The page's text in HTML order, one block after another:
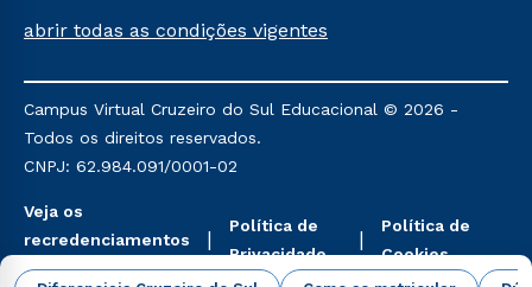
Já para as demais, a taxa de matrícula será de R$
mencionadas são referentes aos cursos: Ensino
Religioso, Geografia para a Docência e Metodologia
do Ensino de História: Questões Atuais.
abrir todas as condições vigentes
Campus Virtual Cruzeiro do Sul Educacional © 2026 -
Todos os direitos reservados.
CNPJ: 62.984.091/0001-02
Veja os
recredenciamentos
aqui
Política de
Privacidade
Política de
Cookies